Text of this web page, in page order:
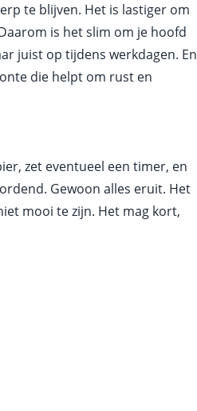
te blijven. Het is lastiger om
is het slim om je hoofd
juist op tijdens werkdagen. En
die helpt om rust en
zet eventueel een timer, en
Gewoon alles eruit. Het
mooi te zijn. Het mag kort,